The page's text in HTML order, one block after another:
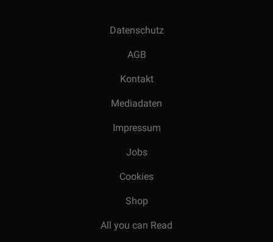
Datenschutz
AGB
Kontakt
Mediadaten
Impressum
Jobs
Cookies
Shop
All you can Read